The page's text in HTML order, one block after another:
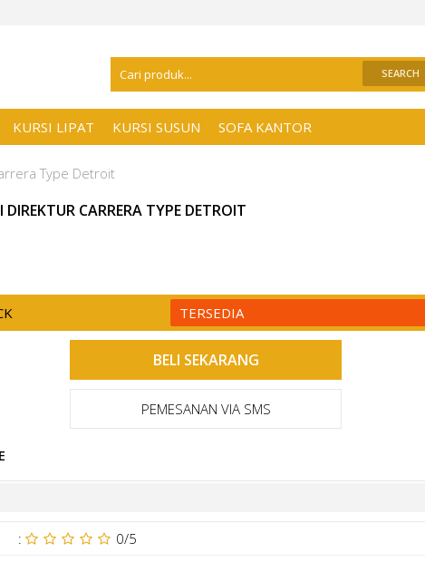
KURSI LIPAT KURSI SUSUN SOFA KANTOR
Type Detroit
DIREKTUR CARRERA TYPE DETROIT
TERSEDIA
PEMESANAN VIA SMS
: 0/5